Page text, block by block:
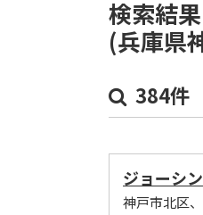
検索結果
(兵庫県
384件
ジョーシ
神戸市北区